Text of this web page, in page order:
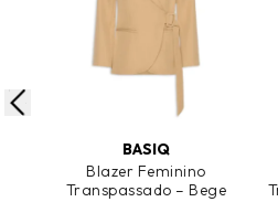
ADICIONAR AO CARRINHO
BASIQ
Blazer Feminino
Transpassado – Bege